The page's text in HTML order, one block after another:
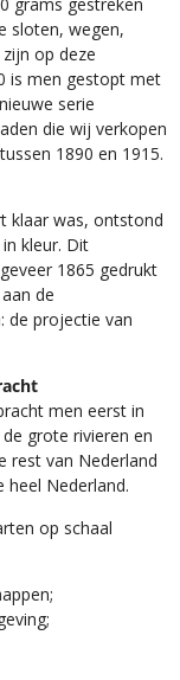
sloten, wegen,
op deze
is men gestopt met
serie
die wij verkopen
1890 en 1915.
klaar was, ontstond
kleur. Dit
1865 gedrukt
de
de projectie van
men eerst in
grote rivieren en
rest van Nederland
heel Nederland.
op schaal